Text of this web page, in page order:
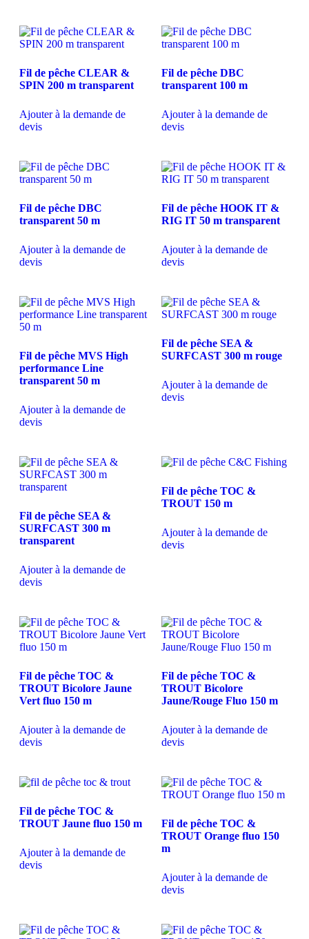
Fil de pêche CLEAR &
SPIN 200 m transparent
Ajouter à la demande de
devis
Fil de pêche DBC
transparent 100 m
Ajouter à la demande de
devis
Fil de pêche DBC
transparent 50 m
Ajouter à la demande de
devis
Fil de pêche HOOK IT &
RIG IT 50 m transparent
Ajouter à la demande de
devis
Fil de pêche MVS High
performance Line
transparent 50 m
Ajouter à la demande de
devis
Fil de pêche SEA &
SURFCAST 300 m rouge
Ajouter à la demande de
devis
Fil de pêche SEA &
SURFCAST 300 m
transparent
Ajouter à la demande de
devis
Fil de pêche TOC &
TROUT 150 m
Ajouter à la demande de
devis
Fil de pêche TOC &
TROUT Bicolore Jaune
Vert fluo 150 m
Ajouter à la demande de
devis
Fil de pêche TOC &
TROUT Bicolore
Jaune/Rouge Fluo 150 m
Ajouter à la demande de
devis
Fil de pêche TOC &
TROUT Jaune fluo 150 m
Ajouter à la demande de
devis
Fil de pêche TOC &
TROUT Orange fluo 150
m
Ajouter à la demande de
devis